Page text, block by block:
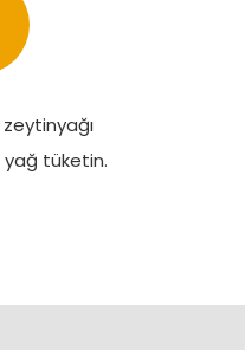
yağ tüketin.